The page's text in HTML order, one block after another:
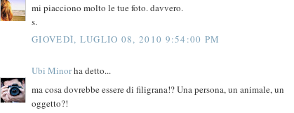
mi piacciono molto le tue foto. davvero.
s.
GIOVEDÌ, LUGLIO 08, 2010 9:54:00 PM
Ubi Minorha detto...
ma cosa dovrebbe essere di filigrana!? Una persona, un animale, un
oggetto?!